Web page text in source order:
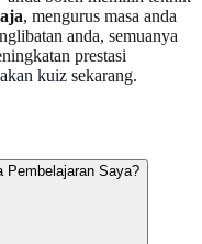
, mengurus masa anda
anda, semuanya
prestasi
kuiz sekarang.
Pembelajaran Saya?